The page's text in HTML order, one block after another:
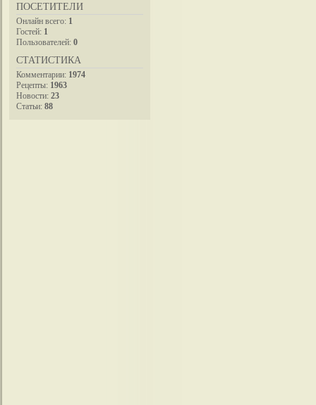
ПОСЕТИТЕЛИ
Онлайн всего: 1
Гостей: 1
Пользователей: 0
СТАТИСТИКА
Комментарии: 1974
Рецепты: 1963
Новости: 23
Статьи: 88